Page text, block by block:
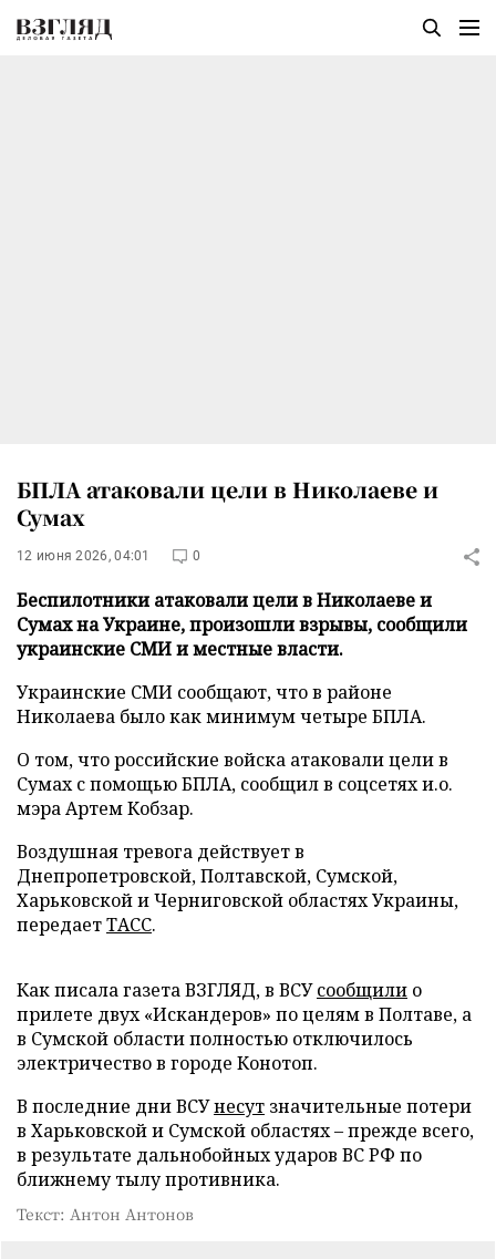
БПЛА атаковали цели в Николаеве и
Сумах
12 июня 2026, 04:01 0
Беспилотники атаковали цели в Николаеве и
Сумах на Украине, произошли взрывы, сообщили
украинские СМИ и местные власти.
Украинские СМИ сообщают, что в районе
Николаева было как минимум четыре БПЛА.
О том, что российские войска атаковали цели в
Сумах с помощью БПЛА, сообщил в соцсетях и.о.
мэра Артем Кобзар.
Воздушная тревога действует в
Днепропетровской, Полтавской, Сумской,
Харьковской и Черниговской областях Украины,
передаетТАСС.
Как писала газета ВЗГЛЯД, в ВСУсообщили о
прилете двух «Искандеров» по целям в Полтаве, а
в Сумской области полностью отключилось
электричество в городе Конотоп.
В последние дни ВСУнесут значительные потери
в Харьковской и Сумской областях – прежде всего,
в результате дальнобойных ударов ВС РФ по
ближнему тылу противника.
Текст: Антон Антонов